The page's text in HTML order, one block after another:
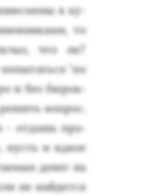
в ку­
то
что ли?
"по
и без бю­рок­
воп­рос.
- от­дашь пра­
и вдвое
де­нег на
не най­дет­ся